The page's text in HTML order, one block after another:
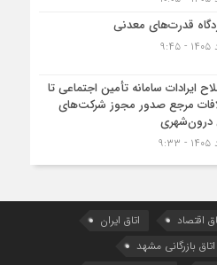
قدرت‌های معدنی
ایرادات سامانه تأمین اجتماعی تا
مرجع صدور مجوز شرکت‌های
درون‌شهری
اقتصاد
اتاق ایران
اتاق بازرگانی مشهد